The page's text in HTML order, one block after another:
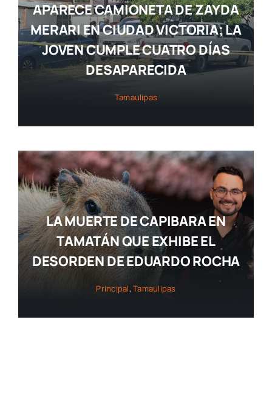
APARECE CAMIONETA DE ZAYDA
MERARI EN CIUDAD VICTORIA; LA
JOVEN CUMPLE CUATRO DÍAS
DESAPARECIDA
Tamaulipas
LA MUERTE DE CAPIBARA EN
TAMATÁN QUE EXHIBE EL
DESORDEN DE EDUARDO ROCHA
Principal,Tamaulipas